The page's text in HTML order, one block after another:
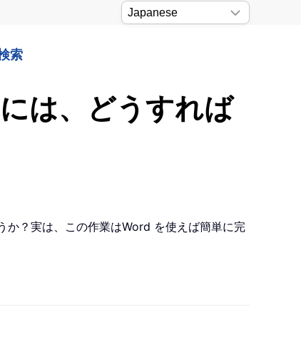
索
は、どうすれば
か？実は、この作業はWord を使えば簡単に完